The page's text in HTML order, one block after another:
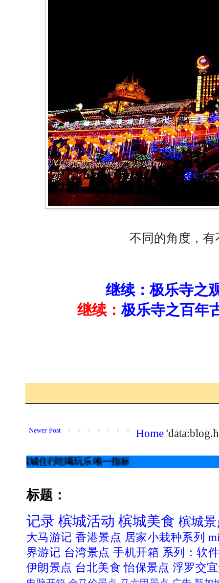
不同的角度，有
继续：极乐寺之
继续：极乐寺之百年
Newer Post Home
吃喝玩乐 唯一指标
标题：
记录 槟城活动 槟城美食 槟城
大马游记 香港景点 居家小栽种系列
界游记 台湾景点 手机开箱 系列：软
伊朗景点 台北美食 怡保景点 浮罗交